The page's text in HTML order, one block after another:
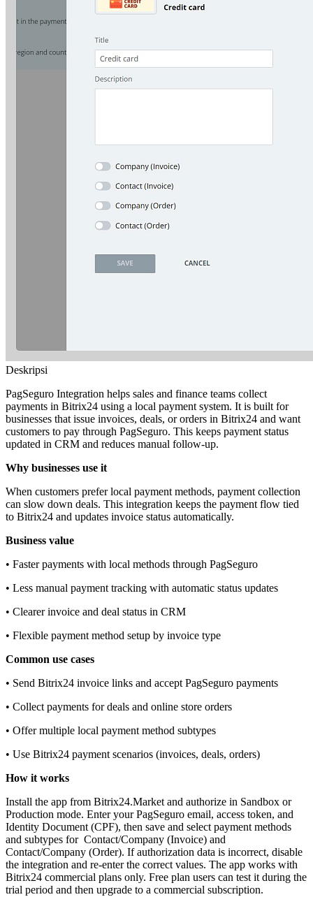
Deskripsi
PagSeguro Integration helps sales and finance teams collect
payments in Bitrix24 using a local payment system. It is built for
businesses that issue invoices, deals, or orders in Bitrix24 and want
customers to pay through PagSeguro. This keeps payment status
updated in CRM and reduces manual follow‑up.
Why businesses use it
When customers prefer local payment methods, payment collection
can slow down deals. This integration keeps the payment flow tied
to Bitrix24 and updates invoice status automatically.
Business value
• Faster payments with local methods through PagSeguro
• Less manual payment tracking with automatic status updates
• Clearer invoice and deal status in CRM
• Flexible payment method setup by invoice type
Common use cases
• Send Bitrix24 invoice links and accept PagSeguro payments
• Collect payments for deals and online store orders
• Offer multiple local payment method subtypes
• Use Bitrix24 payment scenarios (invoices, deals, orders)
How it works
Install the app from Bitrix24.Market and authorize in Sandbox or
Production mode. Enter your PagSeguro email, access token, and
Identity Document (CPF), then save and select payment methods
and subtypes for Contact/Company (Invoice) and
Contact/Company (Order). If authorization data is incorrect, disable
the integration and re‑enter the correct values. The app works with
Bitrix24 commercial plans only. Free plan users can test it during the
trial period and then upgrade to a commercial subscription.